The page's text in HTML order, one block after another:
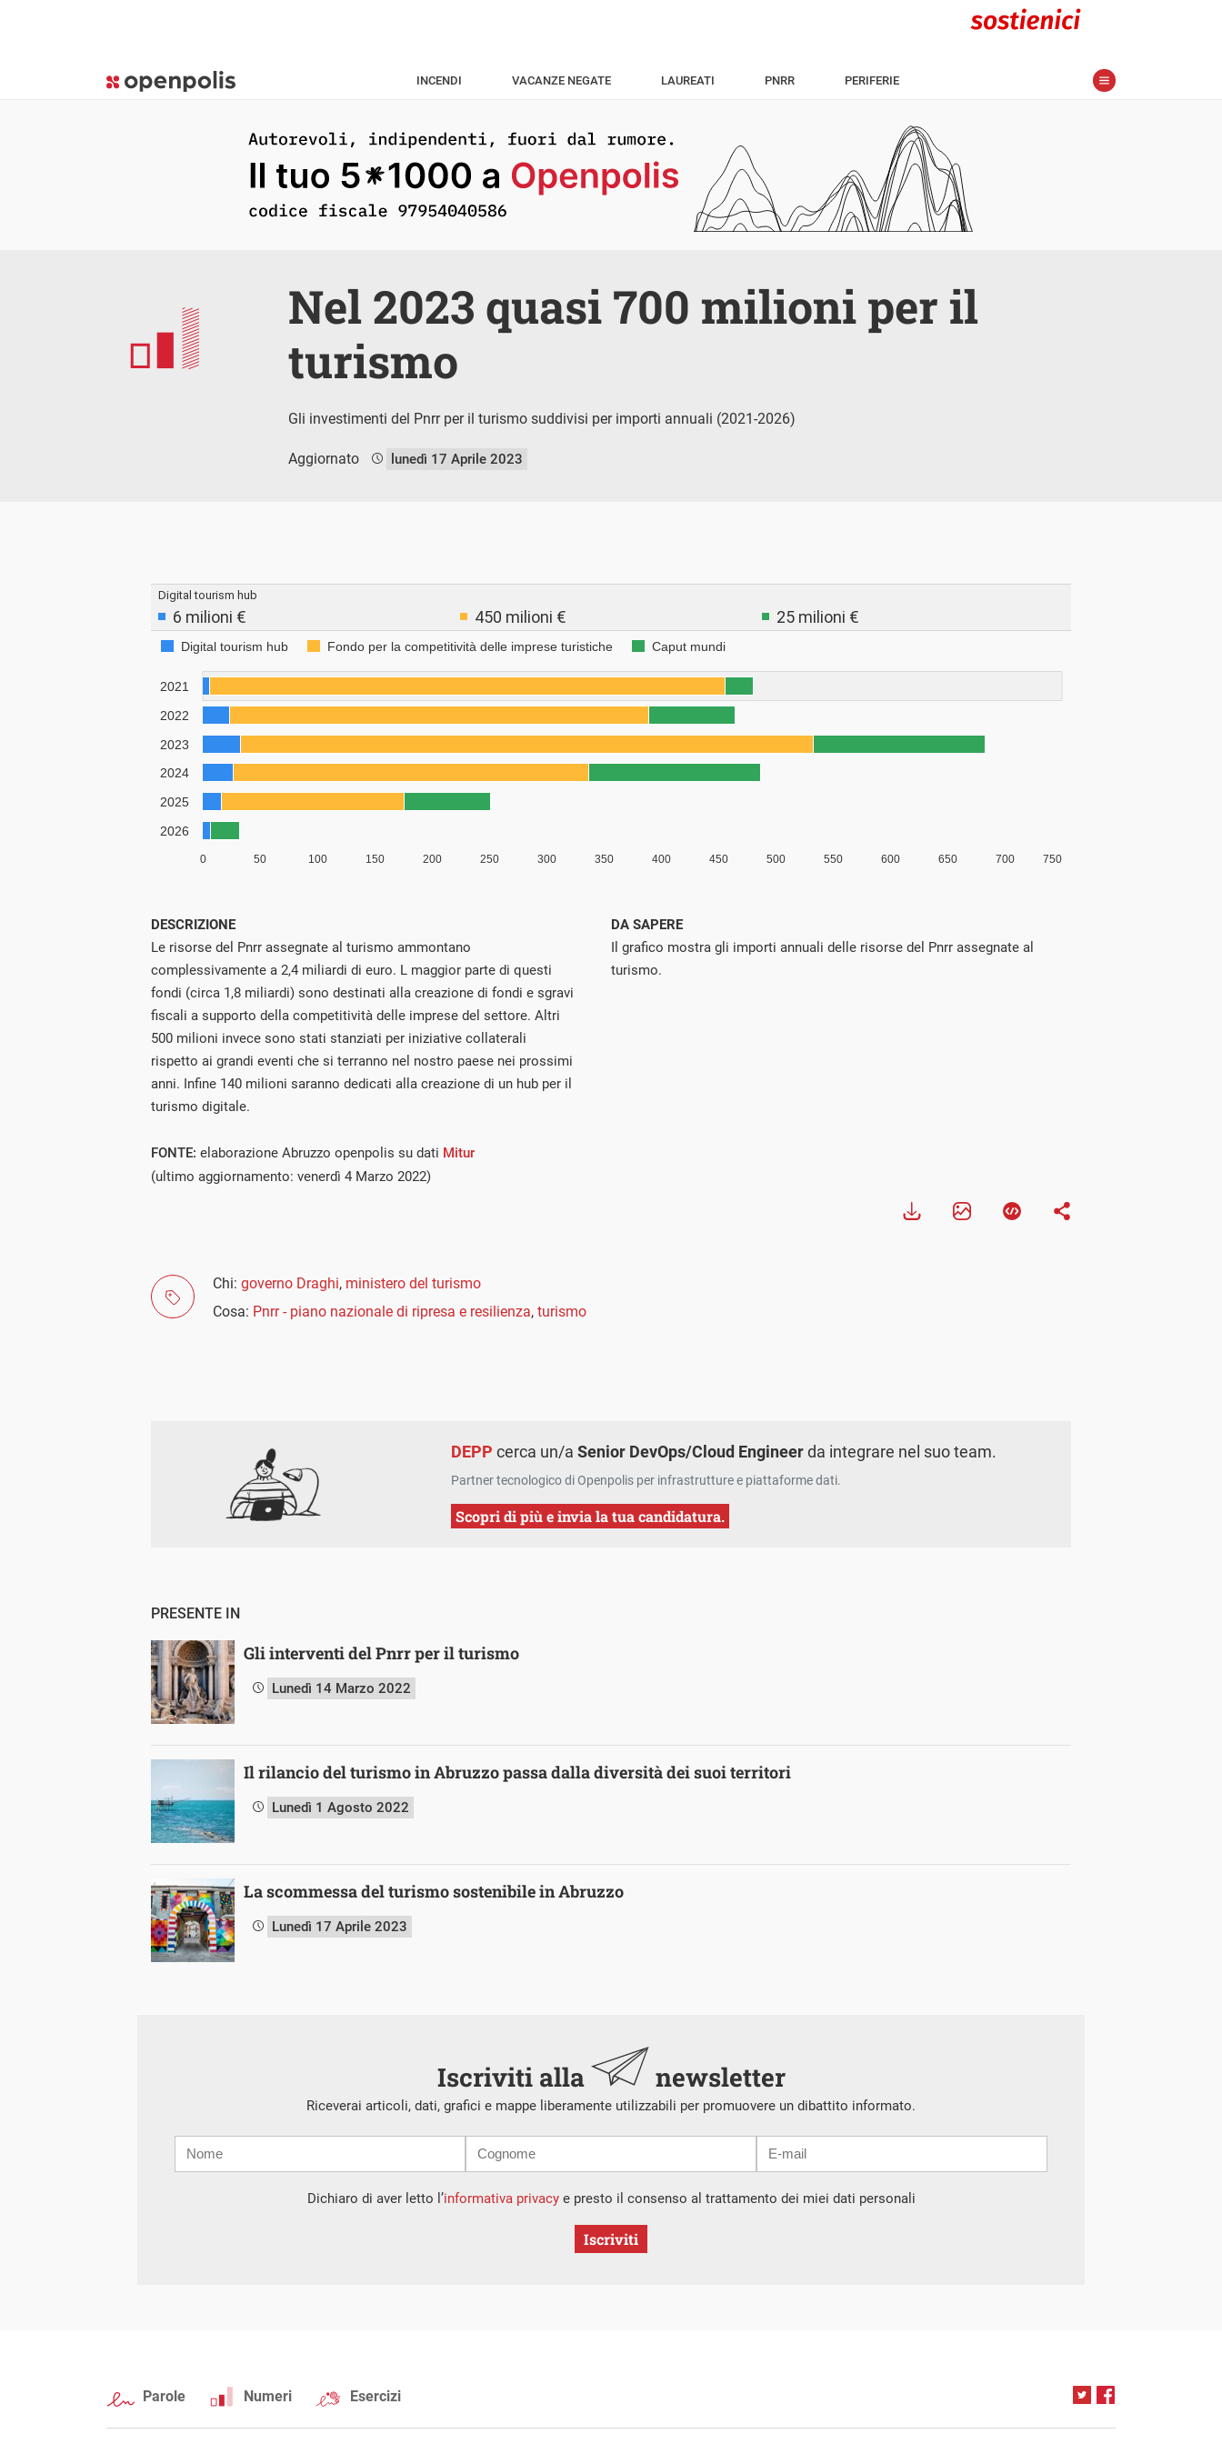
INCENDI VACANZE NEGATE LAUREATI PNRR PERIFERIE
Nel 2023 quasi 700 milioni per il
turismo
Gli investimenti del Pnrr per il turismo suddivisi per importi annuali (2021-2026)
Aggiornato lunedì 17 Aprile 2023
DESCRIZIONE
Le risorse del Pnrr assegnate al turismo ammontano
complessivamente a 2,4 miliardi di euro. L maggior parte di questi
fondi (circa 1,8 miliardi) sono destinati alla creazione di fondi e sgravi
fiscali a supporto della competitività delle imprese del settore. Altri
500 milioni invece sono stati stanziati per iniziative collaterali
rispetto ai grandi eventi che si terranno nel nostro paese nei prossimi
anni. Infine 140 milioni saranno dedicati alla creazione di un hub per il
turismo digitale.
DA SAPERE
Il grafico mostra gli importi annuali delle risorse del Pnrr assegnate al
turismo.
FONTE: elaborazione Abruzzo openpolis su dati Mitur
(ultimo aggiornamento: venerdì 4 Marzo 2022)
Chi: governo Draghi, ministero del turismo
Cosa: Pnrr - piano nazionale di ripresa e resilienza, turismo
DEPP cerca un/aSenior DevOps/Cloud Engineerda integrare nel suo team.
Partner tecnologico di Openpolis per infrastrutture e piattaforme dati.
Scopri di più e invia la tua candidatura.
PRESENTE IN
Gli interventi del Pnrr per il turismo
Lunedì 14 Marzo 2022
Il rilancio del turismo in Abruzzo passa dalla diversità dei suoi territori
Lunedì 1 Agosto 2022
La scommessa del turismo sostenibile in Abruzzo
Lunedì 17 Aprile 2023
Iscriviti alla newsletter
Riceverai articoli, dati, grafici e mappe liberamente utilizzabili per promuovere un dibattito informato.
mail
Dichiaro di aver letto l’informativa privacye presto il consenso al trattamento dei miei dati personali
Iscriviti
Parole Numeri Esercizi